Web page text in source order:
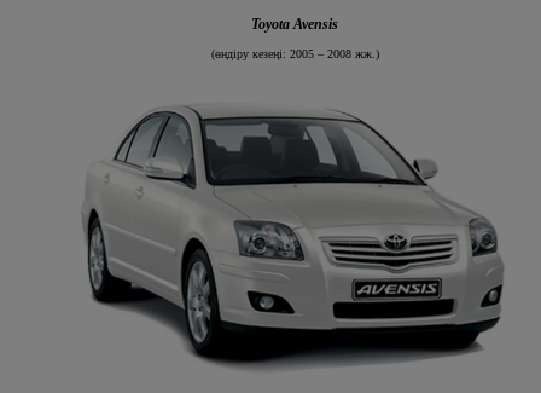
Toyota Avensis
(өндіру кезеңі: 2005 – 2008 жж.)